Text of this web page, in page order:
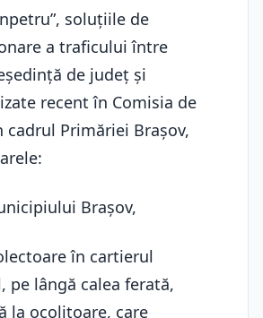
soluțiile de
a traficului între
de judeţ şi
recent în Comisia de
cadrul Primăriei Braşov,
Brașov,
în cartierul
pe lângă calea ferată,
la ocolitoare, care